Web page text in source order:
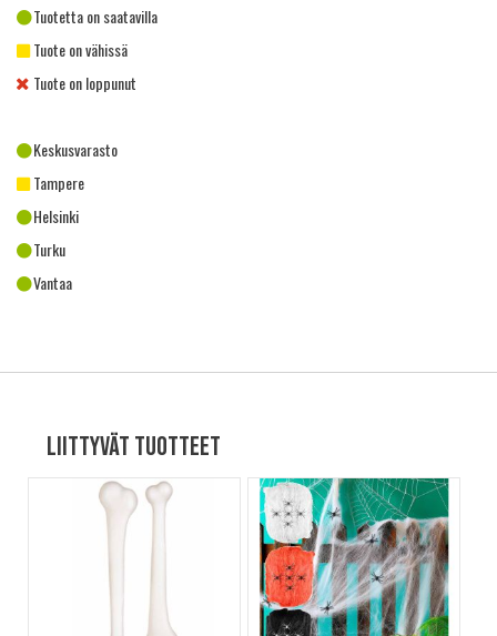
Tuotetta on saatavilla
Tuote on vähissä
Tuote on loppunut
Keskusvarasto
Tampere
Helsinki
Turku
Vantaa
Liittyvät tuotteet